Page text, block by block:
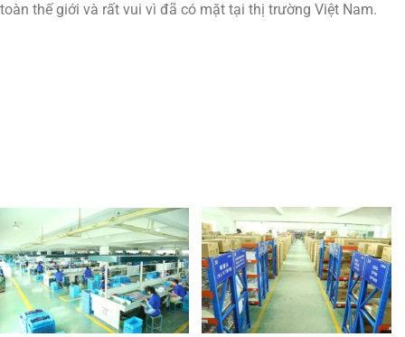
toàn thế giới và rất vui vì đã có mặt tại thị trường Việt Nam.